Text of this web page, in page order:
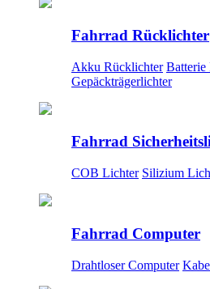
Fahrrad Rücklichter
Akku Rücklichter Batterie
Gepäckträgerlichter
Fahrrad
COB Lichter Silizium
Fahrrad Computer
Drahtloser Computer